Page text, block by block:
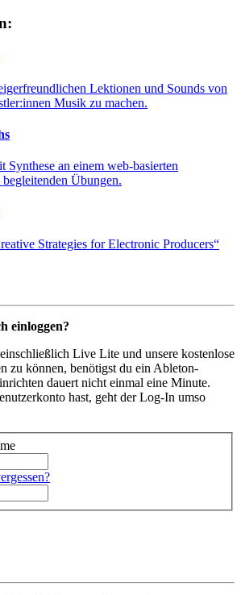
Lektionen und Sounds von
Musik zu machen.
Synthese an einem web-basierten
Übungen.
Strategies for Electronic Producers“
einloggen?
Live Lite und unsere kostenlose
zu können, benötigst du ein Ableton-
dauert nicht einmal eine Minute.
hast, geht der Log-In umso